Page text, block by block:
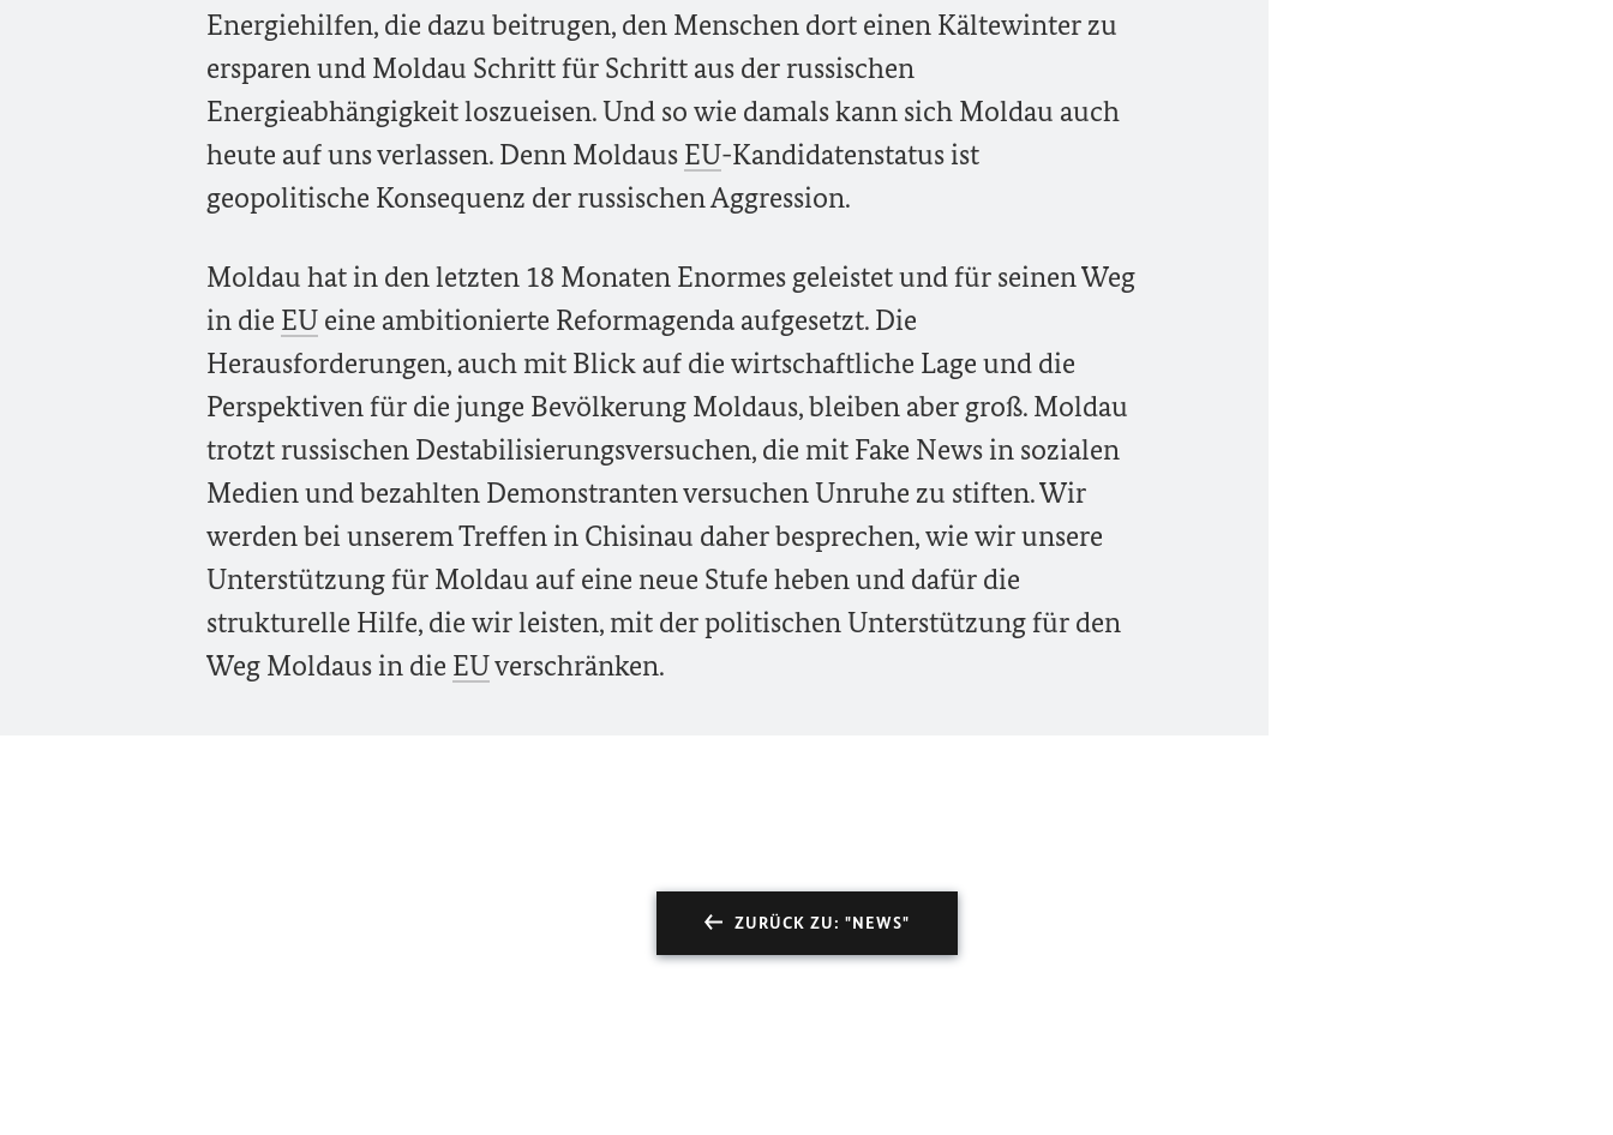
Energiehilfen, die dazu beitrugen, den Menschen dort einen Kältewinter zu
ersparen und Moldau Schritt für Schritt aus der russischen
Energieabhängigkeit loszueisen. Und so wie damals kann sich Moldau auch
heute auf uns verlassen. Denn Moldaus EU-Kandidatenstatus ist
geopolitische Konsequenz der russischen Aggression.
Moldau hat in den letzten 18 Monaten Enormes geleistet und für seinen Weg
in die EU eine ambitionierte Reformagenda aufgesetzt. Die
Herausforderungen, auch mit Blick auf die wirtschaftliche Lage und die
Perspektiven für die junge Bevölkerung Moldaus, bleiben aber groß. Moldau
trotzt russischen Destabilisierungsversuchen, die mit Fake News in sozialen
Medien und bezahlten Demonstranten versuchen Unruhe zu stiften. Wir
werden bei unserem Treffen in Chisinau daher besprechen, wie wir unsere
Unterstützung für Moldau auf eine neue Stufe heben und dafür die
strukturelle Hilfe, die wir leisten, mit der politischen Unterstützung für den
Weg Moldaus in die EUverschränken.
ZURÜCK ZU: "NEWS"